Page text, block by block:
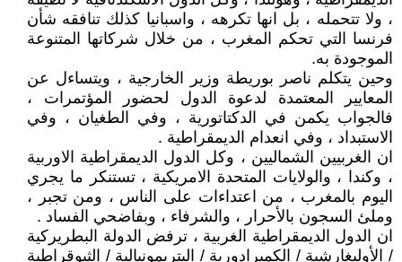
، ولا تتحمله ، بل انها تكرهه ، واسبانيا كذلك تنافقه شأن
فرنسا التي تحكم المغرب ، من خلال شركاتها المتنوعة
الموجودة به.
وحين يتكلم ناصر بوريطة وزير الخارجية ، ويتساءل عن
المعايير المعتمدة لدعوة الدول لحضور المؤتمرات ،
فالجواب يكمن في الدكتاتورية ، وفي الطغيان ، وفي
الاستبداد ، وفي انعدام الديمقراطية .
ان الغربيين الشماليين ، وكل الدول الديمقراطية الاوربية
، وكندا ، والولايات المتحدة الامريكية ، تستنكر ما يجري
اليوم بالمغرب ، من اعتداءات على الناس ، ومن تجبر ،
وملئ السجون بالأحرار ، والشرفاء ، وبفاضحي الفساد .
ان الدول الديمقراطية الغربية ، ترفض الدولة البطريركية
/ الأوليغارشية / الكمبرادورية / البتريمونيالية / الثيوقراطية